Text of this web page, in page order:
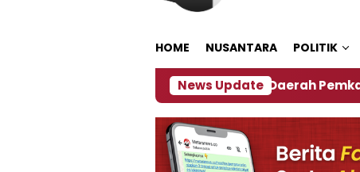
HOME NUSANTARA POLITIK
News Update
‎Soal Rencana Pinjaman Daerah Pemkab